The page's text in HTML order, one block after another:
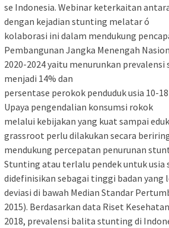
se Indonesia. Webinar keterkaitan
dengan kejadian stunting melatar ó
kolaborasi ini dalam mendukung
Pembangunan Jangka Menengah
2020-2024 yaitu menurunkan
menjadi 14% dan
persentase perokok penduduk usia 10-
Upaya pengendalian konsumsi rokok
melalui kebijakan yang kuat sampai
grassroot perlu dilakukan secara
mendukung percepatan penurunan
Stunting atau terlalu pendek untuk usia
didefinisikan sebagai tinggi badan yang
deviasi di bawah Median Standar
2015). Berdasarkan data Riset
2018, prevalensi balita stunting di